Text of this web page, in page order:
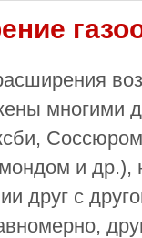
многими
и др.),
друг с